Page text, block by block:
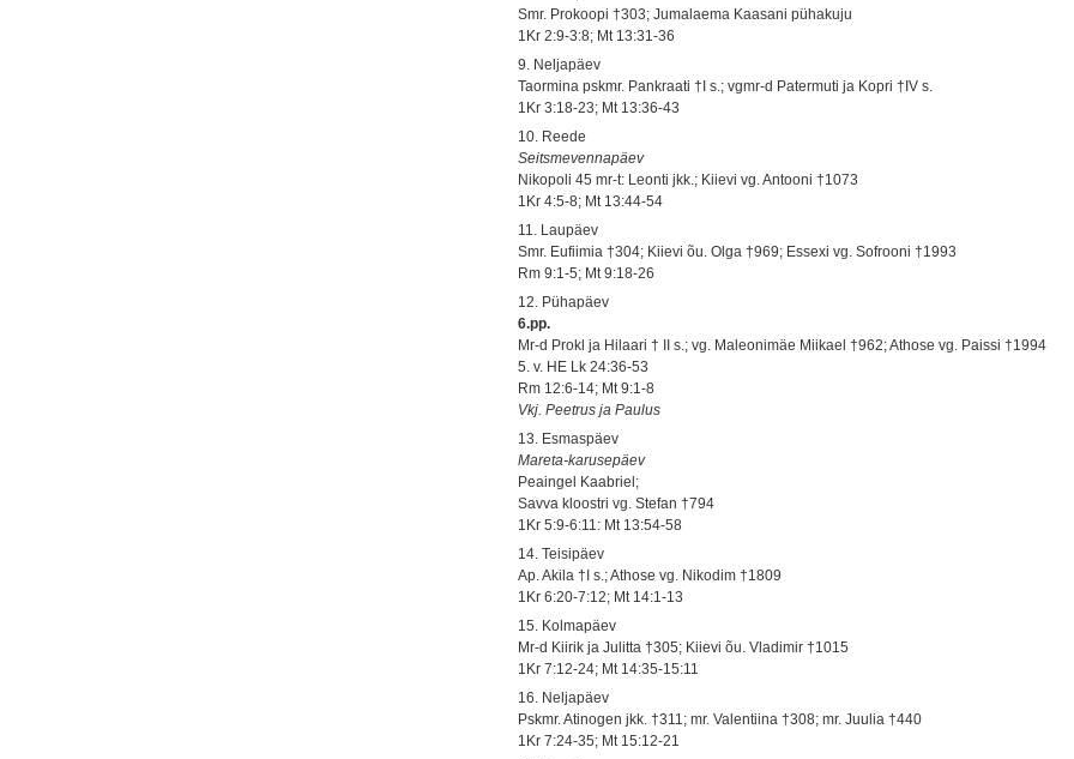
Smr. Prokoopi †303; Jumalaema Kaasani pühakuju
1Kr 2:9-3:8; Mt 13:31-36
9. Neljapäev
Taormina pskmr. Pankraati †I s.; vgmr-d Patermuti ja Kopri †IV s.
1Kr 3:18-23; Mt 13:36-43
10. Reede
Seitsmevennapäev
Nikopoli 45 mr-t: Leonti jkk.; Kiievi vg. Antooni †1073
1Kr 4:5-8; Mt 13:44-54
11. Laupäev
Smr. Eufiimia †304; Kiievi õu. Olga †969; Essexi vg. Sofrooni †1993
Rm 9:1-5; Mt 9:18-26
12. Pühapäev
6.pp.
Mr-d Prokl ja Hilaari † II s.; vg. Maleonimäe Miikael †962; Athose vg. Paissi †1994
5. v. HE Lk 24:36-53
Rm 12:6-14; Mt 9:1-8
Vkj. Peetrus ja Paulus
13. Esmaspäev
Mareta-karusepäev
Peaingel Kaabriel;
Savva kloostri vg. Stefan †794
1Kr 5:9-6:11: Mt 13:54-58
14. Teisipäev
Ap. Akila †I s.; Athose vg. Nikodim †1809
1Kr 6:20-7:12; Mt 14:1-13
15. Kolmapäev
Mr-d Kiirik ja Julitta †305; Kiievi õu. Vladimir †1015
1Kr 7:12-24; Mt 14:35-15:11
16. Neljapäev
Pskmr. Atinogen jkk. †311; mr. Valentiina †308; mr. Juulia †440
1Kr 7:24-35; Mt 15:12-21